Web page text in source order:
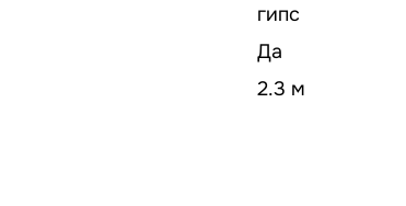
гипс
Да
2.3 м